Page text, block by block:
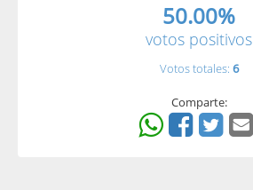
50.00%
votos positivos
Votos totales: 6
Comparte: